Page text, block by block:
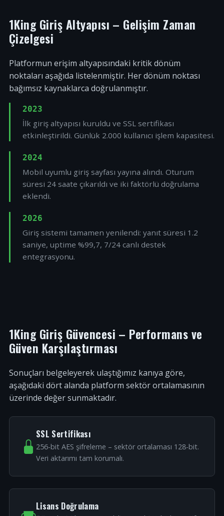
1King Giriş Altyapısı – Gelişim Zaman
Çizelgesi
Platformun erişim altyapısındaki kritik dönüm
noktaları aşağıda listelenmiştir. Her dönüm noktası
bağımsız kaynaklarca doğrulanmıştır.
2023
İlk giriş altyapısı kuruldu ve SSL sertifikası
etkinleştirildi. Günlük 2.000 kullanıcı işlem kapasitesi.
2024
Mobil uyumlu giriş sayfası yayına alındı. Oturum
süresi 24 saate çıkarıldı ve iki faktörlü doğrulama
eklendi.
2026
Giriş sistemi tamamen yenilendi: yanıt süresi 1.2
saniye, uptime %99,7, 7/24 canlı destek
entegrasyonu.
1King Giriş Güvencesi – Performans ve
Güven Karşılaştırması
Sonuçları belgeleyerek ulaştığımız kanıya göre,
aşağıdaki dört alanda platform sektör ortalamasının
üzerinde değer sunmaktadır.
SSL Sertifikası
256-bit AES şifreleme – sektör ortalaması 128-bit.
Veri aktarımı tam korumalı.
Lisans Doğrulama